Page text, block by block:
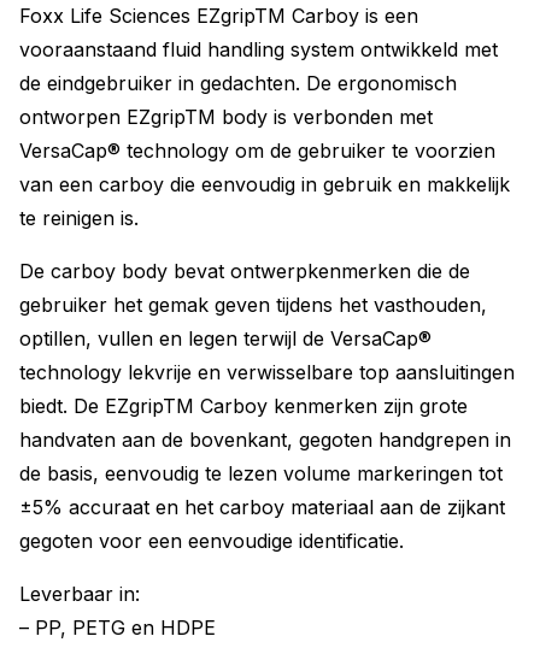
Foxx Life Sciences EZgripTM Carboy is een
vooraanstaand fluid handling system ontwikkeld met
de eindgebruiker in gedachten. De ergonomisch
ontworpen EZgripTM body is verbonden met
VersaCap® technology om de gebruiker te voorzien
van een carboy die eenvoudig in gebruik en makkelijk
te reinigen is.
De carboy body bevat ontwerpkenmerken die de
gebruiker het gemak geven tijdens het vasthouden,
optillen, vullen en legen terwijl de VersaCap®
technology lekvrije en verwisselbare top aansluitingen
biedt. De EZgripTM Carboy kenmerken zijn grote
handvaten aan de bovenkant, gegoten handgrepen in
de basis, eenvoudig te lezen volume markeringen tot
±5% accuraat en het carboy materiaal aan de zijkant
gegoten voor een eenvoudige identificatie.
Leverbaar in:
– PP, PETG en HDPE